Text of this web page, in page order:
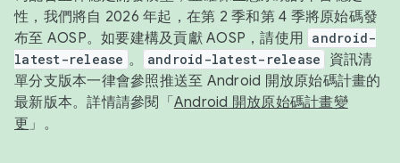
性，我們將自 2026 年起，在第 2 季和第 4 季將原始碼發
布至 AOSP。如要建構及貢獻 AOSP，請使用 android-
latest-release 。 android-latest-release
資訊清
單分支版本一律會參照推送至 Android 開放原始碼計畫的
最新版本。詳情請參閱「 Android 開放原始碼計畫變
更 」。